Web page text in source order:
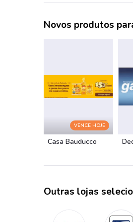
Novos produtos
VENCE HOJE
Casa Bauducco
Outras lojas